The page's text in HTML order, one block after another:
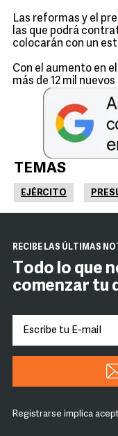
Las reformas y el
las que podrá
colocarán con un
Con el aumento en
más de 12 mil
TEMAS
EJÉRCITO
RECIBE LAS ÚLTIMAS
Todo lo que
comenzar tu
Registrarse implica